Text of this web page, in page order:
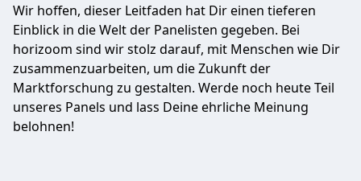
Wir hoffen, dieser Leitfaden hat Dir einen tieferen
Einblick in die Welt der Panelisten gegeben. Bei
horizoom sind wir stolz darauf, mit Menschen wie Dir
zusammenzuarbeiten, um die Zukunft der
Marktforschung zu gestalten. Werde noch heute Teil
unseres Panels und lass Deine ehrliche Meinung
belohnen!